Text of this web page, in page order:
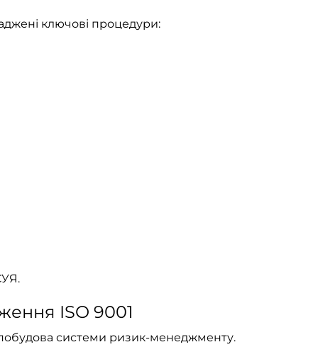
ключові процедури:
ISO 9001
системи ризик-менеджменту.